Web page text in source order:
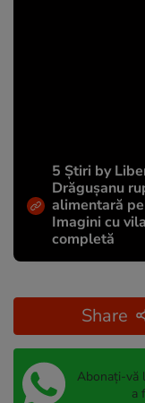
5 Știri by
Drăgușanu
alimentară
Imagini cu
completă
Share
Abonați-vă
a